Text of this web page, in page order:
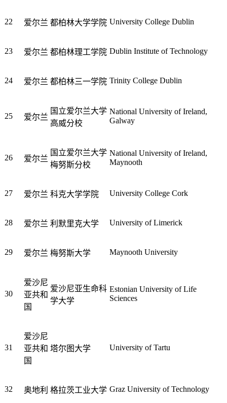
22 爱尔兰 都柏林大学学院 University College Dublin
23 爱尔兰 都柏林理工学院 Dublin Institute of Technology
24 爱尔兰 都柏林三一学院 Trinity College Dublin
25 爱尔兰
国立爱尔兰大学
高威分校
National University of Ireland,
Galway
26 爱尔兰
国立爱尔兰大学
梅努斯分校
National University of Ireland,
Maynooth
27 爱尔兰 科克大学学院 University College Cork
28 爱尔兰 利默里克大学 University of Limerick
29 爱尔兰 梅努斯大学 Maynooth University
30
爱沙尼
亚共和
国
爱沙尼亚生命科
学大学
Estonian University of Life
Sciences
31
爱沙尼
亚共和
国
塔尔图大学 University of Tartu
32 奥地利 格拉茨工业大学 Graz University of Technology